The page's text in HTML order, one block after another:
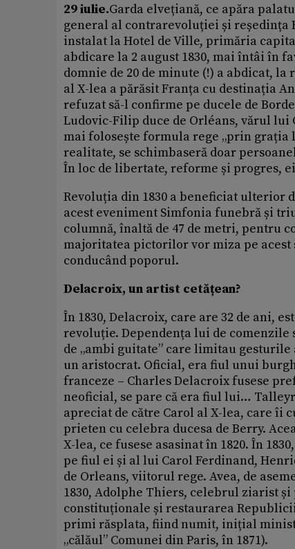
29 iulie.Garda elvețiană, ce apăra
general al contrarevoluției și
instalat la Hotel de Ville, primăria
abdicare la 2 august 1830, mai întâi în
domnie de 20 de minute (!) a abdicat,
al X-lea a părăsit Franța cu destinația
refuzat să-l confirme pe ducele de
Ludovic-Filip duce de Orléans, vărul lui
mai folosește formula rege „prin grația
realitate, se schimbaseră doar
În loc de libertate, reforme și progres,
Revoluția din 1830 a beneficiat ulterior
acest eveniment Simfonia funebră și
columnă, înaltă de 47 de metri, pentru
majoritatea pictorilor vor miza pe
conducând poporul.
Delacroix, un artist cetățean?
În 1830, Delacroix, care are 32 de ani,
revoluție. Dependența lui de
de „ambi guitate” care limitau
un aristocrat. Oficial, era fiul unui
franceze – Charles Delacroix fusese
neoficial, se pare că era fiul lui…
apreciat de către Carol al X-lea, care îi
prieten cu celebra ducesa de Berry.
X-lea, ce fusese asasinat în 1820. În
pe fiul ei și al lui Carol Ferdinand,
de Orleans, viitorul rege. Avea, de
1830, Adolphe Thiers, celebrul ziarist
constituționale și restaurarea
primi răsplata, fiind numit, inițial
„călăul” Comunei din Paris, în 1871).